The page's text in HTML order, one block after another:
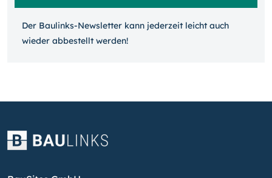
Der Baulinks-Newsletter kann jeder­zeit leicht auch
wieder ab­bestellt werden!